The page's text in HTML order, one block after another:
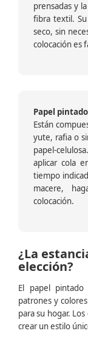
prensadas y
fibra textil.
seco, sin
colocación es
Papel
Están
yute, rafia o
papel-
aplicar cola
tiempo
macere,
colocación.
¿La
elección?
El papel
patrones y
para su hogar.
crear un estilo